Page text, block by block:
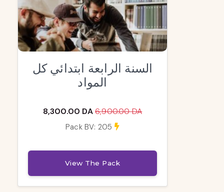
السنة الرابعة ابتدائي كل
المواد
8,300.00 DA 6,900.00 DA
Pack BV: 205
View The Pack